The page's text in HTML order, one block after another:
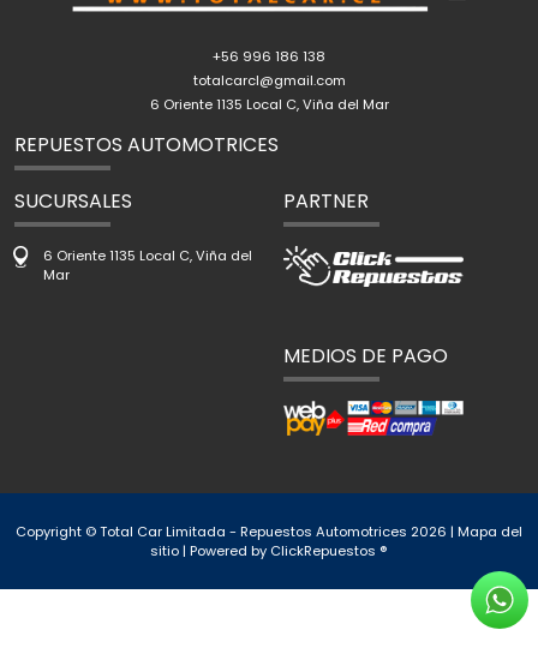
+56 996 186 138
totalcarcl@gmail.com
6 Oriente 1135 Local C, Viña del Mar
REPUESTOS AUTOMOTRICES
SUCURSALES
6 Oriente 1135 Local C, Viña del
Mar
PARTNER
MEDIOS DE PAGO
Copyright © Total Car Limitada - Repuestos Automotrices 2026 | Mapa del
sitio| Powered by ClickRepuestos ®